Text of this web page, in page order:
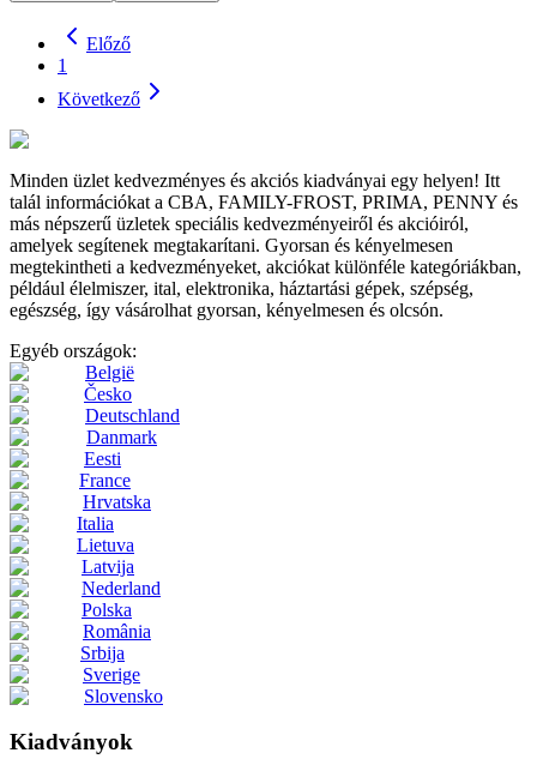
Előző
1
Következő
Minden üzlet kedvezményes és akciós kiadványai egy helyen! Itt
talál információkat a CBA, FAMILY-FROST, PRIMA, PENNY és
más népszerű üzletek speciális kedvezményeiről és akcióiról,
amelyek segítenek megtakarítani. Gyorsan és kényelmesen
megtekintheti a kedvezményeket, akciókat különféle kategóriákban,
például élelmiszer, ital, elektronika, háztartási gépek, szépség,
egészség, így vásárolhat gyorsan, kényelmesen és olcsón.
Egyéb országok:
België
Česko
Deutschland
Danmark
Eesti
France
Hrvatska
Italia
Lietuva
Latvija
Nederland
Polska
România
Srbija
Sverige
Slovensko
Kiadványok